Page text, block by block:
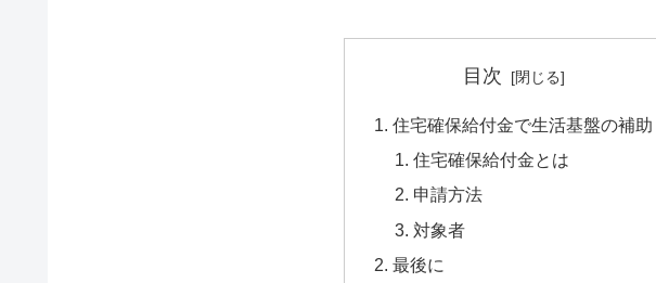
目次
住宅確保給付金で生活基盤の補助
住宅確保給付金とは
申請方法
対象者
最後に